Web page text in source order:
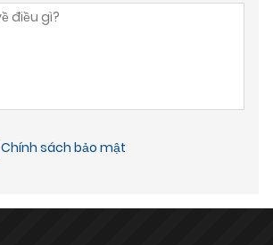
Chính sách bảo mật